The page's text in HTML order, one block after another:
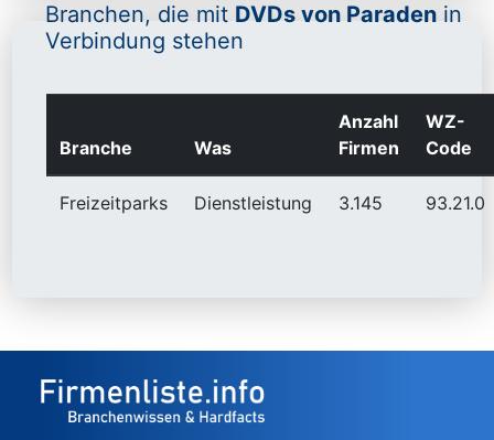
Branchen, die mit DVDs von Paraden in
Verbindung stehen
Branche Was
Anzahl
Firmen
WZ-
Code
Freizeitparks Dienstleistung 3.145 93.21.0